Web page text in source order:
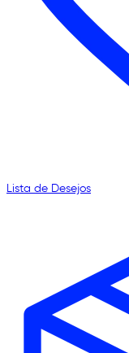
Lista de Desejos